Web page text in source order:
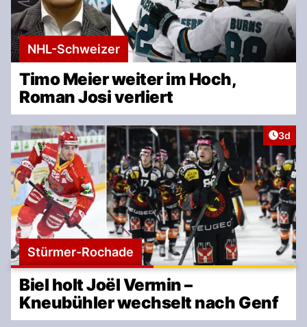
NHL-Schweizer
Timo Meier weiter im Hoch,
Roman Josi verliert
3d
Stürmer-Rochade
Biel holt Joël Vermin –
Kneubühler wechselt nach Genf